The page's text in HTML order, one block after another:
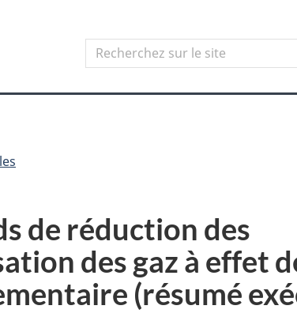
Search
Recherchez
sur
de réduction des
des gaz à effet
(résumé